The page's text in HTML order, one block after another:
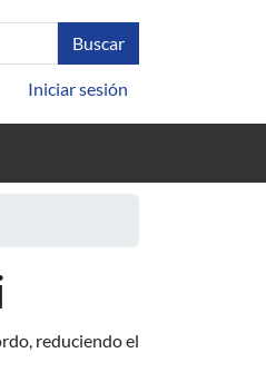
Iniciar sesión
reduciendo el